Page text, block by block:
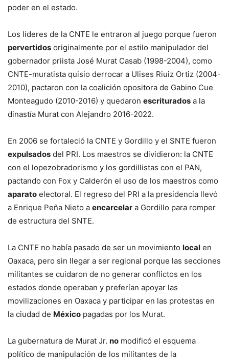
poder en el estado.
Los líderes de la CNTE le entraron al juego porque fueron
pervertidos originalmente por el estilo manipulador del
gobernador priista José Murat Casab (1998-2004), como
CNTE-muratista quisio derrocar a Ulises Riuiz Ortiz (2004-
2010), pactaron con la coalición opositora de Gabino Cue
Monteagudo (2010-2016) y quedaron escriturados a la
dinastía Murat con Alejandro 2016-2022.
En 2006 se fortaleció la CNTE y Gordillo y el SNTE fueron
expulsados del PRI. Los maestros se dividieron: la CNTE
con el lopezobradorismo y los gordillistas con el PAN,
pactando con Fox y Calderón el uso de los maestros como
aparato electoral. El regreso del PRI a la presidencia llevó
a Enrique Peña Nieto a encarcelar a Gordillo para romper
de estructura del SNTE.
La CNTE no había pasado de ser un movimiento local en
Oaxaca, pero sin llegar a ser regional porque las secciones
militantes se cuidaron de no generar conflictos en los
estados donde operaban y preferían apoyar las
movilizaciones en Oaxaca y participar en las protestas en
la ciudad de México pagadas por los Murat.
La gubernatura de Murat Jr. no modificó el esquema
político de manipulación de los militantes de la